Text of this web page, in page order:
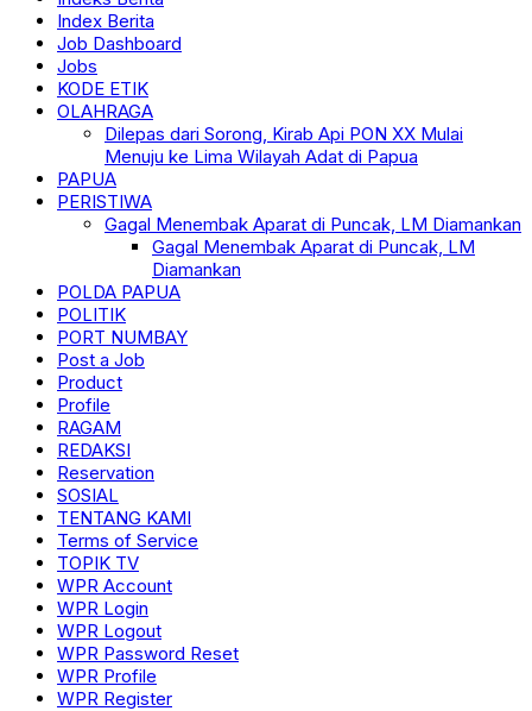
Index Berita
Job Dashboard
Jobs
KODE ETIK
OLAHRAGA
Dilepas dari Sorong, Kirab Api PON XX Mulai
Menuju ke Lima Wilayah Adat di Papua
PAPUA
PERISTIWA
Gagal Menembak Aparat di Puncak, LM Diamankan
Gagal Menembak Aparat di Puncak, LM
Diamankan
POLDA PAPUA
POLITIK
PORT NUMBAY
Post a Job
Product
Profile
RAGAM
REDAKSI
Reservation
SOSIAL
TENTANG KAMI
Terms of Service
TOPIK TV
WPR Account
WPR Login
WPR Logout
WPR Password Reset
WPR Profile
WPR Register